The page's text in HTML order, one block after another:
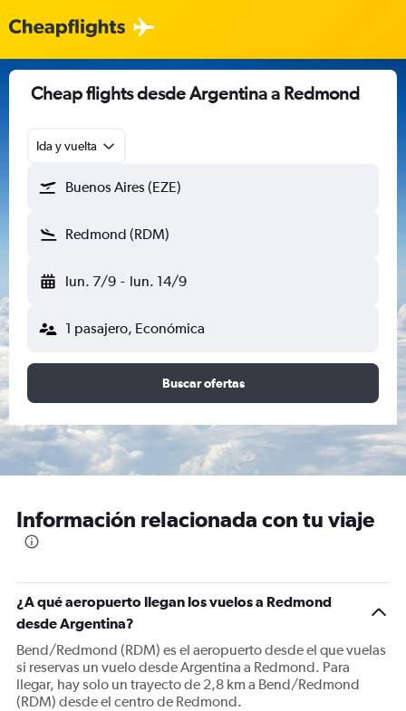
Cheap flights desde Argentina a Redmond
Ida y vuelta
Buenos Aires (EZE)
Redmond (RDM)
lun. 7/9 - lun. 14/9
1 pasajero, Económica
Buscar ofertas
Información relacionada con tu viaje
¿A qué aeropuerto llegan los vuelos a Redmond
desde Argentina?
Bend/Redmond (RDM) es el aeropuerto desde el que vuelas
si reservas un vuelo desde Argentina a Redmond. Para
llegar, hay solo un trayecto de 2,8 km a Bend/Redmond
(RDM) desde el centro de Redmond.